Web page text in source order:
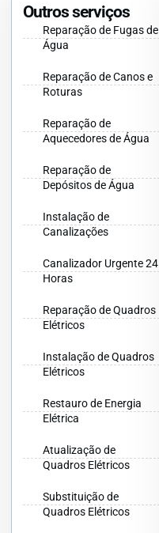
Outros serviços
Reparação de Fugas de
Água
Reparação de Canos e
Roturas
Reparação de
Aquecedores de Água
Reparação de
Depósitos de Água
Instalação de
Canalizações
Canalizador Urgente 24
Horas
Reparação de Quadros
Elétricos
Instalação de Quadros
Elétricos
Restauro de Energia
Elétrica
Atualização de
Quadros Elétricos
Substituição de
Quadros Elétricos